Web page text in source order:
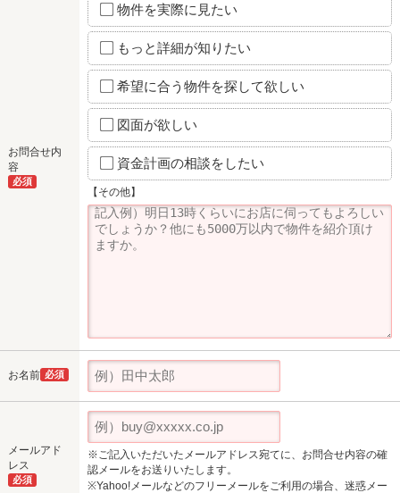
お問合せ内
容
必須
物件を実際に見たい
もっと詳細が知りたい
希望に合う物件を探して欲しい
図面が欲しい
資金計画の相談をしたい
【その他】
お名前 必須
メールアド
レス
必須
※ご記入いただいたメールアドレス宛てに、お問合せ内容の確
認メールをお送りいたします。
※Yahoo!メールなどのフリーメールをご利用の場合、迷惑メー